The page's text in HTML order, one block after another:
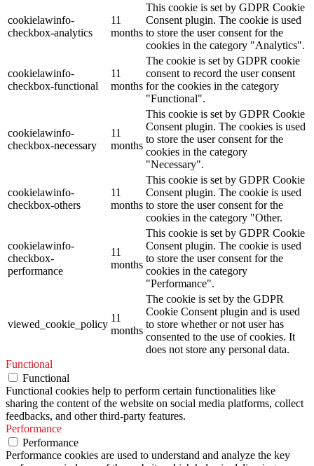
cookielawinfo-
checkbox-analytics
11
months
This cookie is set by GDPR Cookie
Consent plugin. The cookie is used
to store the user consent for the
cookies in the category "Analytics".
cookielawinfo-
checkbox-functional
11
months
The cookie is set by GDPR cookie
consent to record the user consent
for the cookies in the category
"Functional".
cookielawinfo-
checkbox-necessary
11
months
This cookie is set by GDPR Cookie
Consent plugin. The cookies is used
to store the user consent for the
cookies in the category
"Necessary".
cookielawinfo-
checkbox-others
11
months
This cookie is set by GDPR Cookie
Consent plugin. The cookie is used
to store the user consent for the
cookies in the category "Other.
cookielawinfo-
checkbox-
performance
11
months
This cookie is set by GDPR Cookie
Consent plugin. The cookie is used
to store the user consent for the
cookies in the category
"Performance".
viewed_cookie_policy
11
months
The cookie is set by the GDPR
Cookie Consent plugin and is used
to store whether or not user has
consented to the use of cookies. It
does not store any personal data.
Functional
Functional
Functional cookies help to perform certain functionalities like
sharing the content of the website on social media platforms, collect
feedbacks, and other third-party features.
Performance
Performance
Performance cookies are used to understand and analyze the key